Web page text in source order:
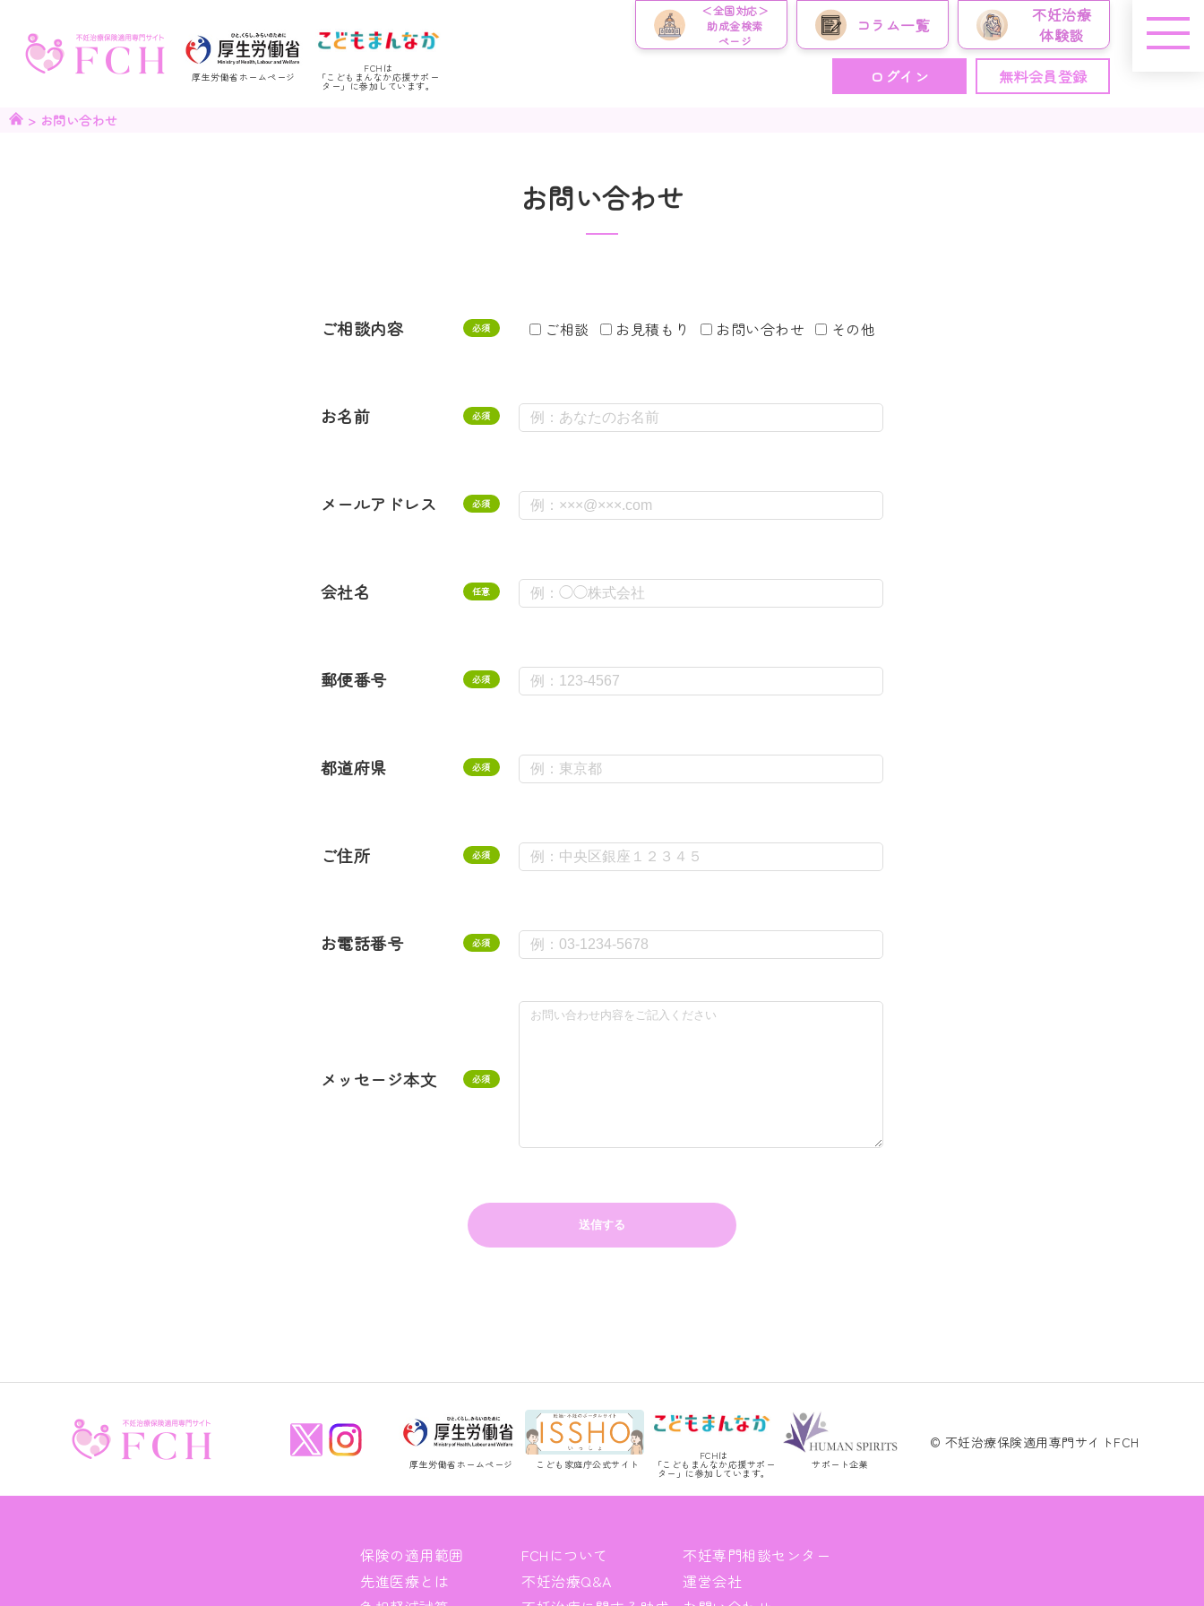
厚生労働省ホームページ
FCHは
「こどもまんなか応援サポー
ター」に参加しています。
＜全国対応＞
助成金検索
ページ
コラム一覧
不妊治療
体験談
ログイン
無料会員登録
> お問い合わせ
お問い合わせ
必須
ご相談内容 ご相談 お見積もり お問い合わせ その他
必須
お名前
必須
メールアドレス
任意
会社名
必須
郵便番号
必須
都道府県
必須
ご住所
必須
お電話番号
必須
メッセージ本文
厚生労働省ホームページ こども家庭庁公式サイト
FCHは
「こどもまんなか応援サポー
ター」に参加しています。
サポート企業
© 不妊治療保険適用専門サイトFCH
保険の適用範囲
先進医療とは
FCHについて
不妊治療Q&A
不妊専門相談センター
運営会社